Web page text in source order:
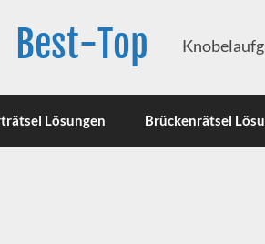
Best-Top
Lösungen Brückenrätsel